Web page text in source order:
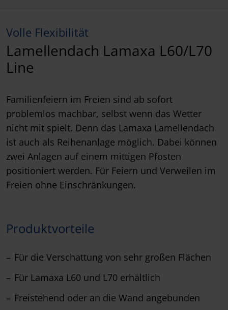
Volle Flexibilität
Lamellendach Lamaxa L60/L70
Line
Familienfeiern im Freien sind ab sofort
problemlos machbar, selbst wenn das Wetter
nicht mit spielt. Denn das Lamaxa Lamellendach
ist auch als Reihenanlage möglich. Dabei können
zwei Anlagen auf einem mittigen Pfosten
positioniert werden. Für Feiern und Verweilen im
Freien ohne Einschränkungen.
Produktvorteile
Für die Verschattung von sehr großen Flächen
Für Lamaxa L60 und L70 erhältlich
Freistehend oder an die Wand angebunden